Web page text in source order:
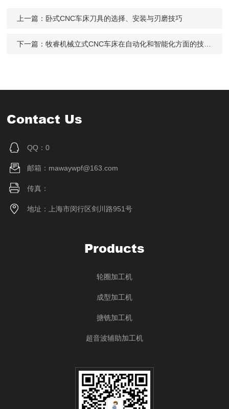
上一篇： 卧式CNC车床刀具的选择、安装与刃磨技巧
下一篇：牧睿机械立式CNC车床在自动化和智能化方面的技术进步
Contact Us
QQ：0
邮箱：mawaywpf@163.com
传真：
地址：上海市闵行区剑川路951号
Products
轮圈加工机
成型加工机
搪铣加工机
超音波辅助加工机